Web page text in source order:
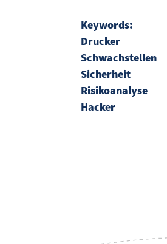
Keywords:
Drucker
Schwachstellen
Sicherheit
Risikoanalyse
Hacker